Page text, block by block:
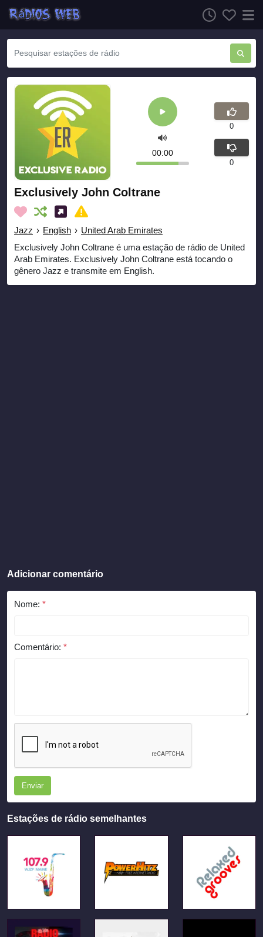
Exclusively John Coltrane
Jazz › English › United Arab Emirates
Exclusively John Coltrane é uma estação de rádio de United
Arab Emirates. Exclusively John Coltrane está tocando o
gênero Jazz e transmite em English.
00:00
0
0
Adicionar comentário
Nome: *
Comentário: *
Enviar
Estações de rádio semelhantes